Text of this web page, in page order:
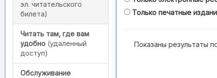
эл. читательского
билета)
Читать там, где вам
удобно (удаленный
доступ)
Обслуживание
Только печатные
Показаны результаты